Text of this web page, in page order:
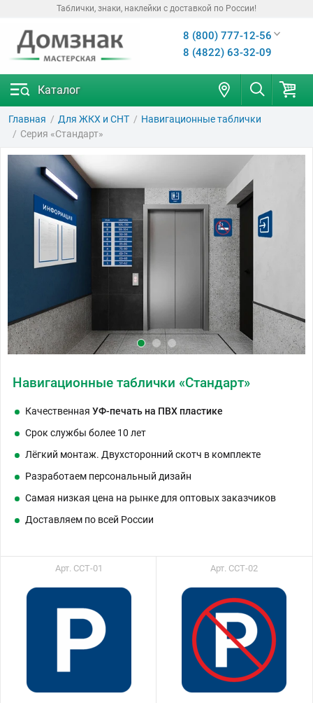
Таблички, знаки, наклейки с доставкой по России!
8 (800) 777-12-56
8 (4822) 63-32-09
Каталог
Главная Для ЖКХ и СНТ
Навигационные таблички
Серия «Стандарт»
Навигационные таблички «Стандарт»
Качественная УФ-печать на ПВХ пластике
Срок службы более 10 лет
Лёгкий монтаж. Двухсторонний скотч в комплекте
Разработаем персональный дизайн
Самая низкая цена на рынке для оптовых заказчиков
Доставляем по всей России
Арт. ССТ-01 Арт. ССТ-02